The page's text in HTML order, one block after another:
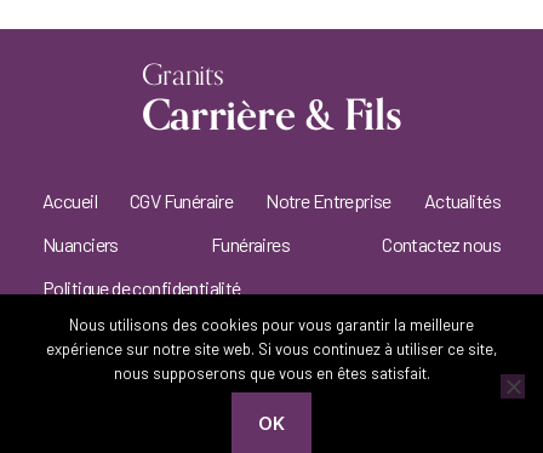
Granits
Carrière & Fils
Accueil CGV Funéraire Notre Entreprise
Actualités
Nuanciers
Funéraires
Contactez nous
Politique de confidentialité
© 2026Granits Carrière & Fils
Nous utilisons des cookies pour vous garantir la meilleure
expérience sur notre site web. Si vous continuez à utiliser ce site,
nous supposerons que vous en êtes satisfait.
OK